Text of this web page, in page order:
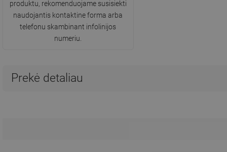
produktu, rekomenduojame susisiekti
naudojantis kontaktine forma arba
telefonu skambinant infolinijos
numeriu.
Prekė detaliau